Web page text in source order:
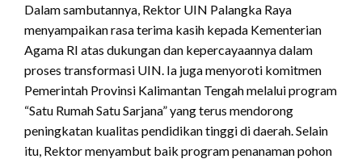
Dalam sambutannya, Rektor UIN Palangka Raya
menyampaikan rasa terima kasih kepada Kementerian
Agama RI atas dukungan dan kepercayaannya dalam
proses transformasi UIN. Ia juga menyoroti komitmen
Pemerintah Provinsi Kalimantan Tengah melalui program
“Satu Rumah Satu Sarjana” yang terus mendorong
peningkatan kualitas pendidikan tinggi di daerah. Selain
itu, Rektor menyambut baik program penanaman pohon